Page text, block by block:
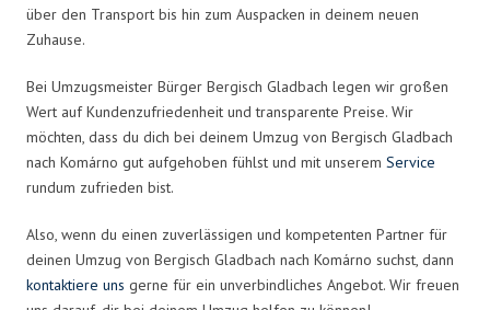
über den Transport bis hin zum Auspacken in deinem neuen
Zuhause.
Bei Umzugsmeister Bürger Bergisch Gladbach legen wir großen
Wert auf Kundenzufriedenheit und transparente Preise. Wir
möchten, dass du dich bei deinem Umzug von Bergisch Gladbach
nach Komárno gut aufgehoben fühlst und mit unserem Service
rundum zufrieden bist.
Also, wenn du einen zuverlässigen und kompetenten Partner für
deinen Umzug von Bergisch Gladbach nach Komárno suchst, dann
kontaktiere uns gerne für ein unverbindliches Angebot. Wir freuen